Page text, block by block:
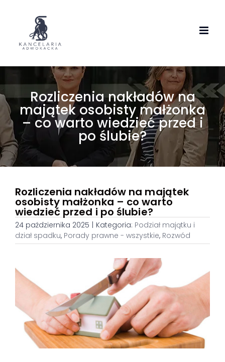
content
Rozliczenia nakładów na
majątek osobisty małżonka
– co warto wiedzieć przed i
po ślubie?
Rozliczenia nakładów na majątek
osobisty małżonka – co warto
wiedzieć przed i po ślubie?
24 października 2025 Kategoria: Podział majątku i
dział spadku, Porady prawne - wszystkie, Rozwód
View
Larger
Image